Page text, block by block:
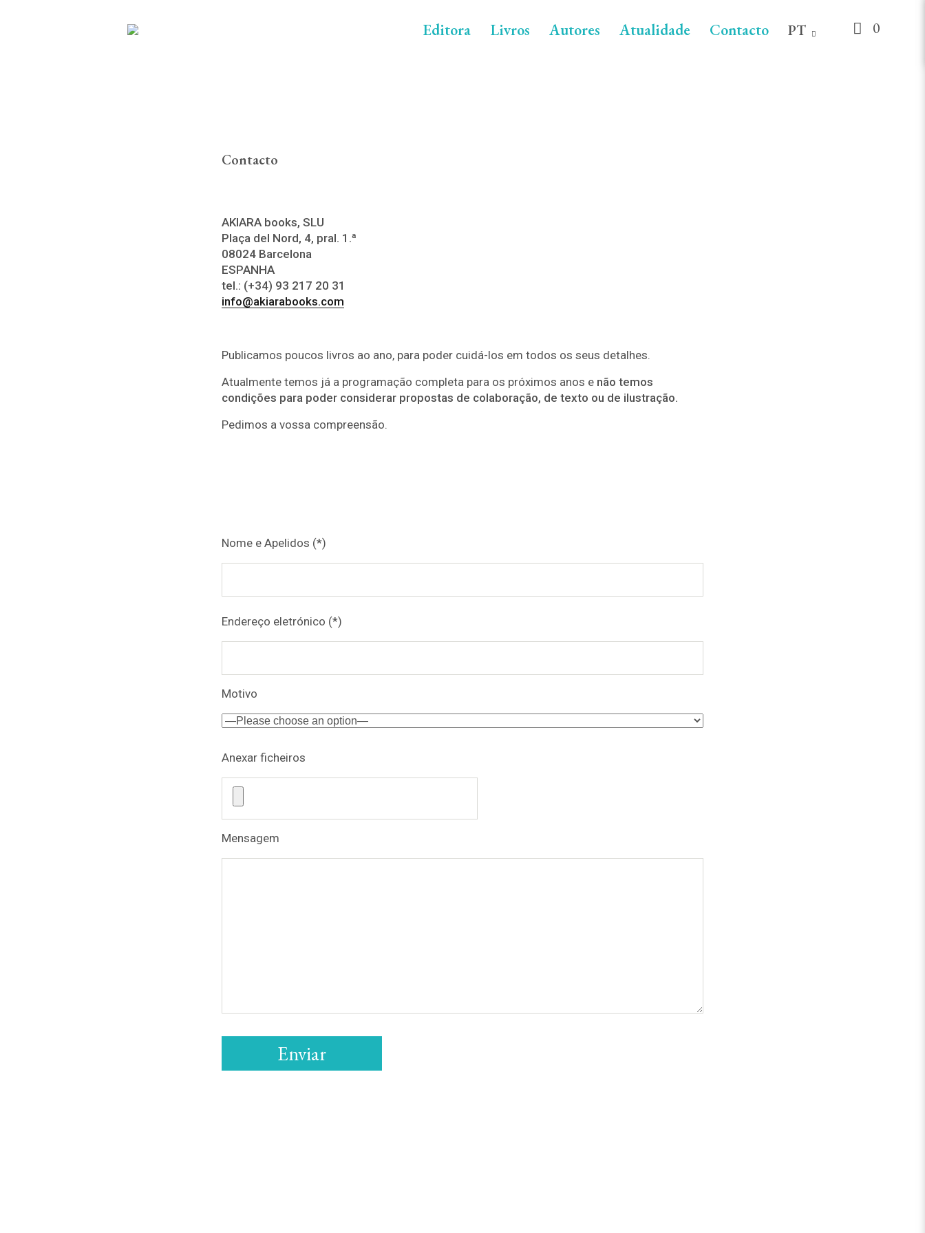
Editora Livros Autores Atualidade Contacto PT 0
Contacto
AKIARA books, SLU
Pl​aça del Nord, 4, pral. 1.ª
08024 Barcelona
ESPANHA
tel.: (+34) 93 217 20 31
info@akiarabooks.com
Publicamos poucos livros ao ano, para poder cuidá-los em todos os seus detalhes.
Atualmente temos já a programação completa para os próximos anos e não temos
condições para poder considerar propostas de colaboração, de texto ou de ilustração.
Pedimos a vossa compreensão.
Nome e Apelidos (*)
leave
this
empty.
Endereço eletrónico (*)
Motivo
Anexar ficheiros
Mensagem